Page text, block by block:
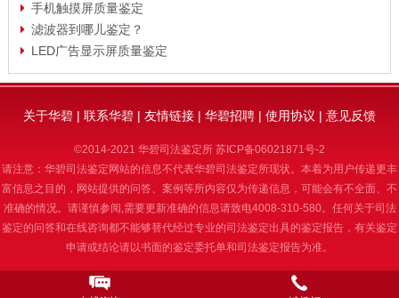
手机触摸屏质量鉴定
滤波器到哪儿鉴定？
LED广告显示屏质量鉴定
关于华碧 | 联系华碧 | 友情链接 | 华碧招聘 | 使用协议 | 意见反馈
©2014-2021 华碧司法鉴定所 苏ICP备06021871号-2
请注意：华碧司法鉴定网站的信息不代表华碧司法鉴定所现状。本着为用户传递更丰
富信息之目的，网站提供的问答、案例等所内容仅为传递信息，可能会有不全面、不
准确的情况。请谨慎参阅,需要更新准确的信息请致电4008-310-580。任何关于司法
鉴定的问答和在线咨询都不能够替代经过专业的司法鉴定出具的鉴定报告，有关鉴定
申请或结论请以书面的鉴定委托单和司法鉴定报告为准。